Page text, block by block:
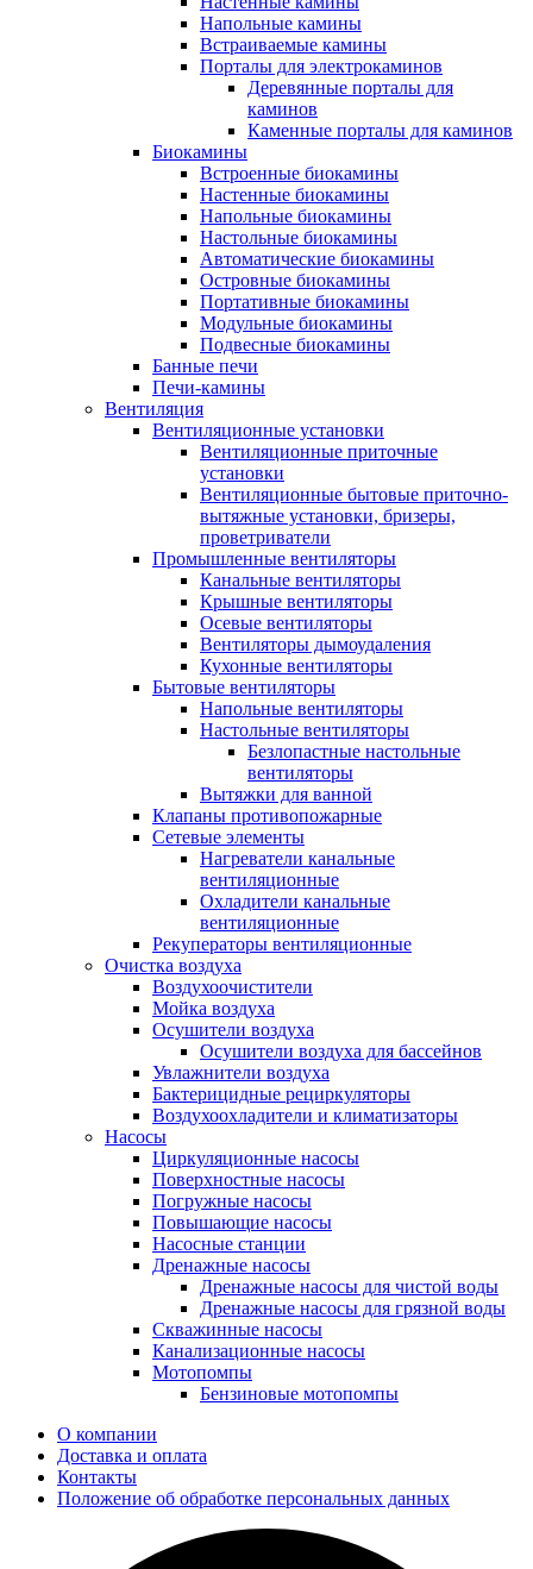
Напольные камины
Встраиваемые камины
Порталы для электрокаминов
Деревянные порталы для
каминов
Каменные порталы для каминов
Биокамины
Встроенные биокамины
Настенные биокамины
Напольные биокамины
Настольные биокамины
Автоматические биокамины
Островные биокамины
Портативные биокамины
Модульные биокамины
Подвесные биокамины
Банные печи
Печи-камины
Вентиляция
Вентиляционные установки
Вентиляционные приточные
установки
Вентиляционные бытовые приточно-
вытяжные установки, бризеры,
проветриватели
Промышленные вентиляторы
Канальные вентиляторы
Крышные вентиляторы
Осевые вентиляторы
Вентиляторы дымоудаления
Кухонные вентиляторы
Бытовые вентиляторы
Напольные вентиляторы
Настольные вентиляторы
Безлопастные настольные
вентиляторы
Вытяжки для ванной
Клапаны противопожарные
Сетевые элементы
Нагреватели канальные
вентиляционные
Охладители канальные
вентиляционные
Рекуператоры вентиляционные
Очистка воздуха
Воздухоочистители
Мойка воздуха
Осушители воздуха
Осушители воздуха для бассейнов
Увлажнители воздуха
Бактерицидные рециркуляторы
Воздухоохладители и климатизаторы
Насосы
Циркуляционные насосы
Поверхностные насосы
Погружные насосы
Повышающие насосы
Насосные станции
Дренажные насосы
Дренажные насосы для чистой воды
Дренажные насосы для грязной воды
Скважинные насосы
Канализационные насосы
Мотопомпы
Бензиновые мотопомпы
О компании
Доставка и оплата
Контакты
Положение об обработке персональных данных